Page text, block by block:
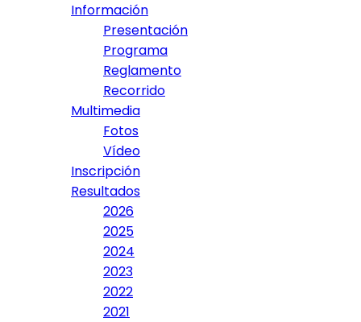
Información
Presentación
Programa
Reglamento
Recorrido
Multimedia
Fotos
Vídeo
Inscripción
Resultados
2026
2025
2024
2023
2022
2021